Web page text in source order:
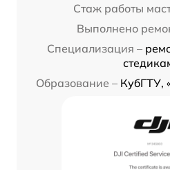
Стаж работы
Выполнено
Специализация –
Образование – КубГТУ,